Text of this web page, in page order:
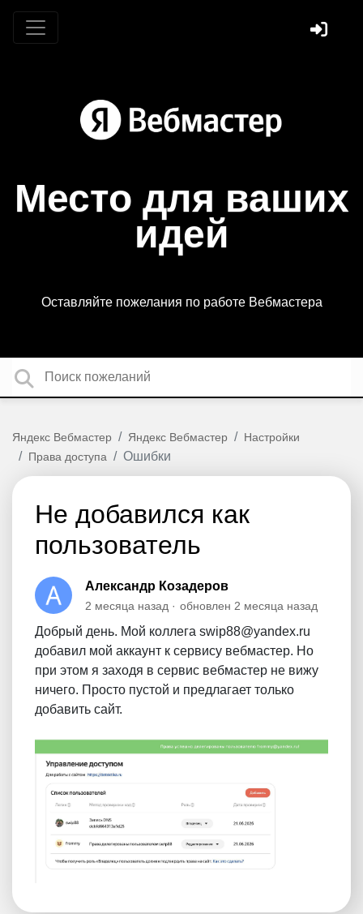
Место для ваших
идей
Оставляйте пожелания по работе Вебмастера
Яндекс Вебмастер Яндекс Вебмастер
Настройки
Права доступа
Ошибки
Не добавился как
пользователь
Александр Козадеров
2 месяца назад обновлен 2 месяца назад
Добрый день. Мой коллега swip88@yandex.ru
добавил мой аккаунт к сервису вебмастер. Но
при этом я заходя в сервис вебмастер не вижу
ничего. Просто пустой и предлагает только
добавить сайт.